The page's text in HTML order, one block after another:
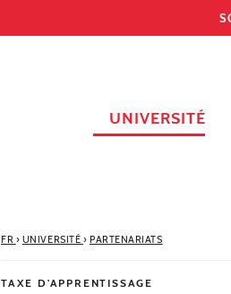
UNIVERSITÉ
FR › UNIVERSITÉ › PARTENARIATS
TAXE D'APPRENTISSAGE